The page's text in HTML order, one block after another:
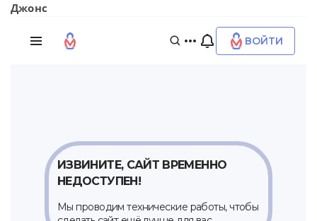
Джонс